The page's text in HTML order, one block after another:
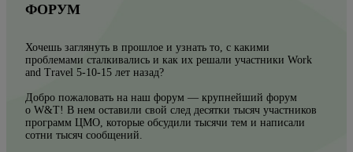
ФОРУМ
Хочешь заглянуть в прошлое и узнать то, с какими
проблемами сталкивались и как их решали участники Work
and Travel 5-10-15 лет назад?
Добро пожаловать на наш форум — крупнейший форум
о W&T! В нем оставили свой след десятки тысяч участников
программ ЦМО, которые обсудили тысячи тем и написали
сотни тысяч сообщений.